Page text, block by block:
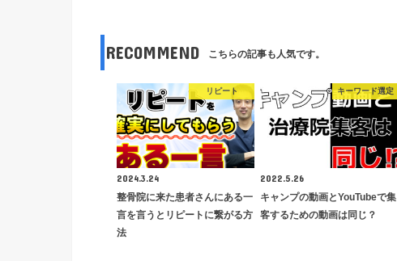
RECOMMEND こちらの記事も人気です。
リピート
2024.3.24
整骨院に来た患者さんにある一
言を言うとリピートに繋がる方
法
キーワード選定
2022.5.26
キャンプの動画とYouTubeで集
客するための動画は同じ？